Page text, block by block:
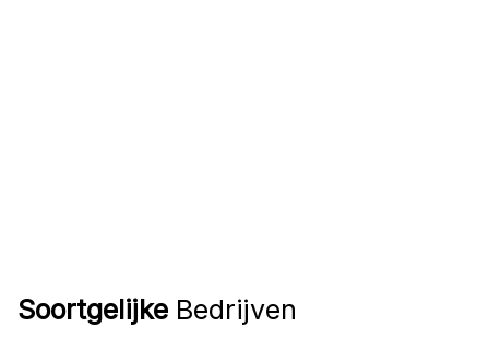
Soortgelijke Bedrijven